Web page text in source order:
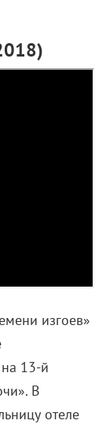
изгоев»
13-й
В
отеле